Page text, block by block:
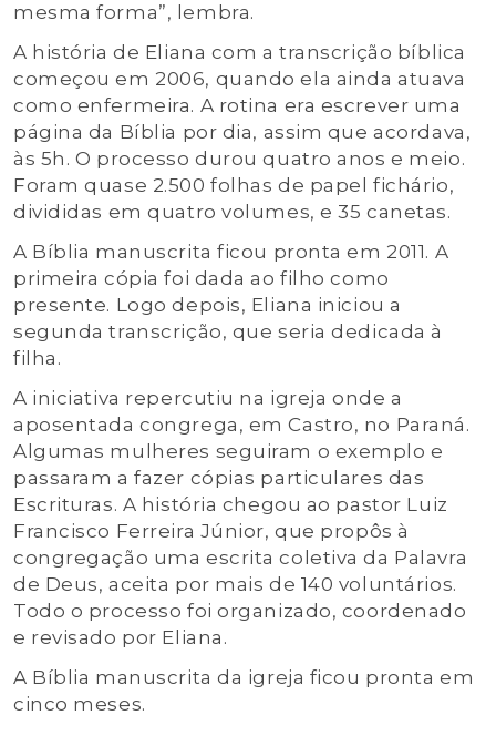
mesma forma”, lembra.
A história de Eliana com a transcrição bíblica
começou em 2006, quando ela ainda atuava
como enfermeira. A rotina era escrever uma
página da Bíblia por dia, assim que acordava,
às 5h. O processo durou quatro anos e meio.
Foram quase 2.500 folhas de papel fichário,
divididas em quatro volumes, e 35 canetas.
A Bíblia manuscrita ficou pronta em 2011. A
primeira cópia foi dada ao filho como
presente. Logo depois, Eliana iniciou a
segunda transcrição, que seria dedicada à
filha.
A iniciativa repercutiu na igreja onde a
aposentada congrega, em Castro, no Paraná.
Algumas mulheres seguiram o exemplo e
passaram a fazer cópias particulares das
Escrituras. A história chegou ao pastor Luiz
Francisco Ferreira Júnior, que propôs à
congregação uma escrita coletiva da Palavra
de Deus, aceita por mais de 140 voluntários.
Todo o processo foi organizado, coordenado
e revisado por Eliana.
A Bíblia manuscrita da igreja ficou pronta em
cinco meses.